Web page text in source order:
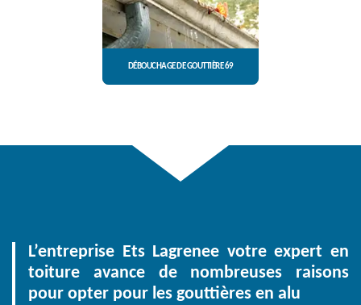
DÉBOUCHAGE DE GOUTTIÈRE 69
L’entreprise Ets Lagrenee votre expert en
toiture avance de nombreuses raisons
pour opter pour les gouttières en alu